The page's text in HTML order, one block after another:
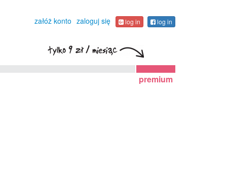
załóż konto zaloguj się log in log in
premium